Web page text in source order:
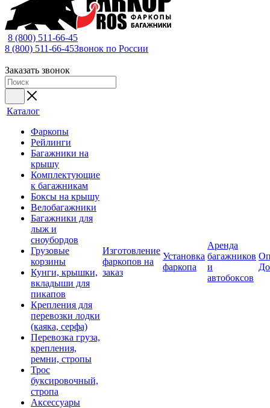
8 (800) 511-66-45
8 (800) 511-66-45Звонок по России
Заказать звонок
Каталог
Фаркопы
Рейлинги
Багажники на
крышу
Комплектующие
к багажникам
Боксы на крышу
Велобагажники
Багажники для
лыж и
сноубордов
Грузовые
корзины
Кунги, крышки,
вкладыши для
пикапов
Крепления для
перевозки лодки
(каяка, серфа)
Перевозка груза,
крепления,
ремни, стропы
Трос
буксировочный,
стропа
Аксессуары
Изготовление
фаркопов на
заказ
Установка
фаркопа
Аренда
багажников
и
автобоксов